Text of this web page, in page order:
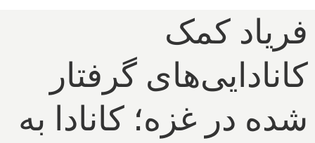
فریاد کمک
کانادایی‌های گرفتار
شده در غزه؛ کانادا به